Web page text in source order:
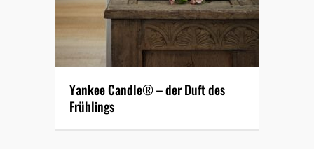
Yankee Candle® – der Duft des
Frühlings